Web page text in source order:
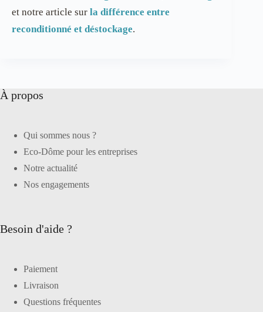
et notre article sur la différence entre
reconditionné et déstockage.
À propos
Qui sommes nous ?
Eco-Dôme pour les entreprises
Notre actualité
Nos engagements
Besoin d'aide ?
Paiement
Livraison
Questions fréquentes